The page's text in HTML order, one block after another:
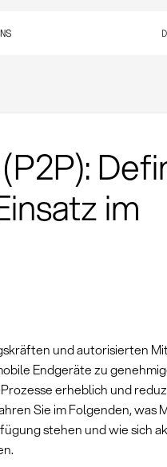
im
und autorisierten
Endgeräte zu
erheblich und
Sie im Folgenden, was
stehen und wie sich